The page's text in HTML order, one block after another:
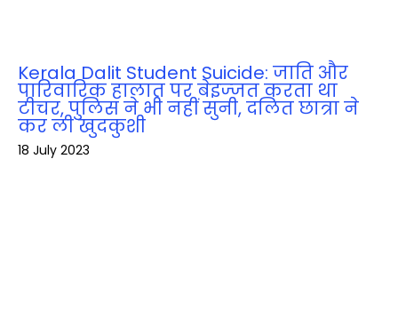
Kerala Dalit Student Suicide: जाति और
पारिवारिक हालात पर बेइज्‍जत करता था
टीचर, पुलिस ने भी नहीं सुनी, दलित छात्रा ने
कर ली खुदकुशी
18 July 2023